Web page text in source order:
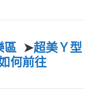
區➤超美Ｙ型
何前往